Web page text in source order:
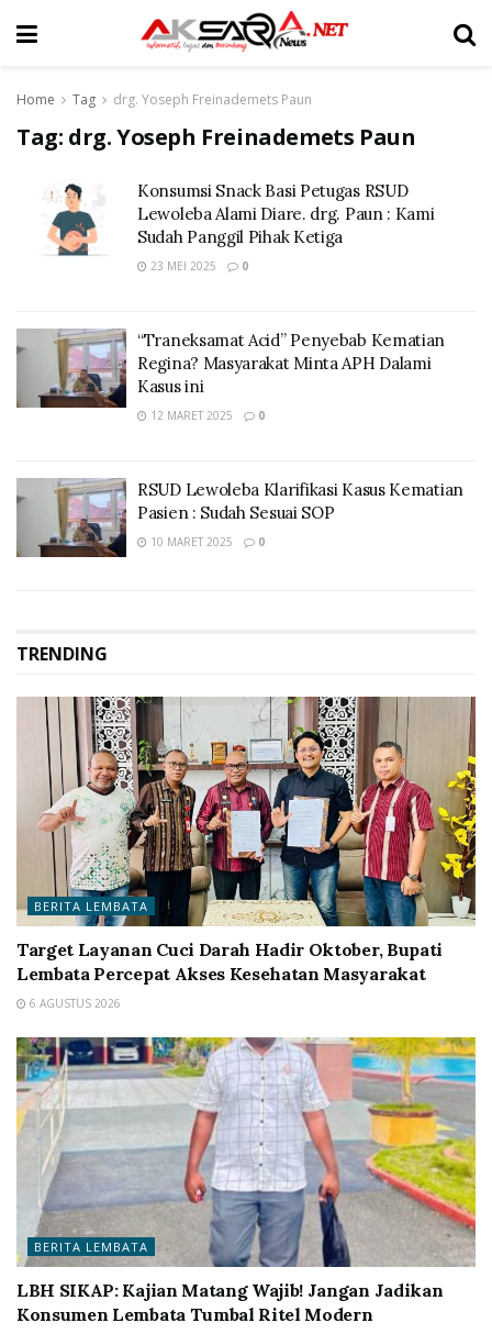
Home Tag drg. Yoseph Freinademets Paun
Tag: drg. Yoseph Freinademets Paun
Konsumsi Snack Basi Petugas RSUD
Lewoleba Alami Diare. drg. Paun : Kami
Sudah Panggil Pihak Ketiga
23 MEI 2025 0
“Traneksamat Acid” Penyebab Kematian
Regina? Masyarakat Minta APH Dalami
Kasus ini
12 MARET 2025 0
RSUD Lewoleba Klarifikasi Kasus Kematian
Pasien : Sudah Sesuai SOP
10 MARET 2025 0
TRENDING
BERITA LEMBATA
Target Layanan Cuci Darah Hadir Oktober, Bupati
Lembata Percepat Akses Kesehatan Masyarakat
6 AGUSTUS 2026
BERITA LEMBATA
LBH SIKAP: Kajian Matang Wajib! Jangan Jadikan
Konsumen Lembata Tumbal Ritel Modern